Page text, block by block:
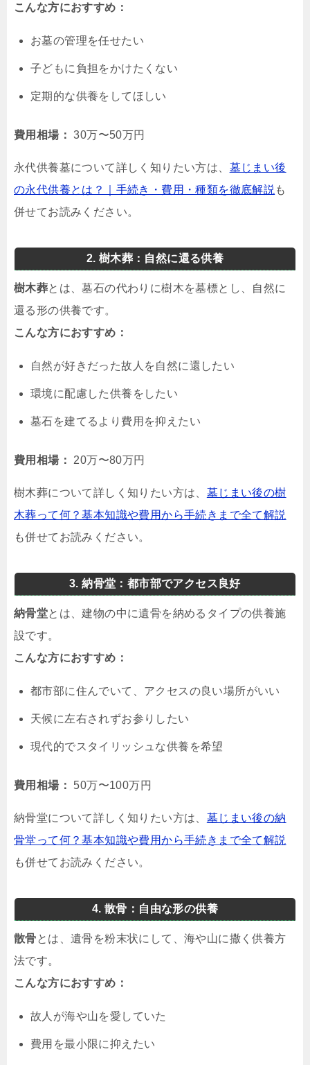
こんな方におすすめ：
お墓の管理を任せたい
子どもに負担をかけたくない
定期的な供養をしてほしい
費用相場： 30万〜50万円
永代供養墓について詳しく知りたい方は、 墓じまい後
の永代供養とは？｜手続き・費用・種類を徹底解説 も
併せてお読みください。
2. 樹木葬：自然に還る供養
樹木葬とは、墓石の代わりに樹木を墓標とし、自然に
還る形の供養です。
こんな方におすすめ：
自然が好きだった故人を自然に還したい
環境に配慮した供養をしたい
墓石を建てるより費用を抑えたい
費用相場： 20万〜80万円
樹木葬について詳しく知りたい方は、 墓じまい後の樹
木葬って何？基本知識や費用から手続きまで全て解説
も併せてお読みください。
3. 納骨堂：都市部でアクセス良好
納骨堂とは、建物の中に遺骨を納めるタイプの供養施
設です。
こんな方におすすめ：
都市部に住んでいて、アクセスの良い場所がいい
天候に左右されずお参りしたい
現代的でスタイリッシュな供養を希望
費用相場： 50万〜100万円
納骨堂について詳しく知りたい方は、 墓じまい後の納
骨堂って何？基本知識や費用から手続きまで全て解説
も併せてお読みください。
4. 散骨：自由な形の供養
散骨とは、遺骨を粉末状にして、海や山に撒く供養方
法です。
こんな方におすすめ：
故人が海や山を愛していた
費用を最小限に抑えたい